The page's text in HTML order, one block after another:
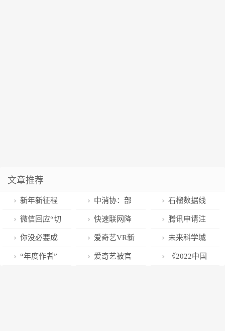
文章推荐
新年新征程
｜西昌卫星发
射中心气象保
障也有新作为
中消协：部
分品牌充电数
据线存在阻燃
能力不佳等隐
石榴数据线
丨阿拉山口的
“朋友圈”越来
越大
微信回应“切
断抖音外链”
快速联网降
低功耗vivo
X90全球首发
腾讯申请注
册“分分捐”等
多个商标
你没必要成
为外向者
爱奇艺VR新
增虚拟现实设
未来科学城
“生命谷”：打
“年度作者” 爱奇艺被官 《2022中国